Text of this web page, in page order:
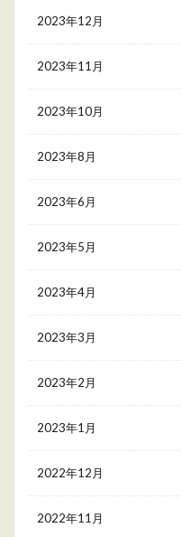
2023年12月
2023年11月
2023年10月
2023年8月
2023年6月
2023年5月
2023年4月
2023年3月
2023年2月
2023年1月
2022年12月
2022年11月